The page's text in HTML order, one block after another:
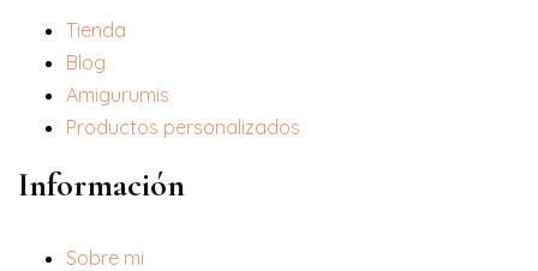
Tienda
Blog
Amigurumis
Productos personalizados
Información
Sobre mi